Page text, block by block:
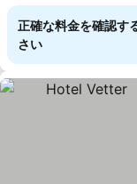
正確な料金を確認す
さい